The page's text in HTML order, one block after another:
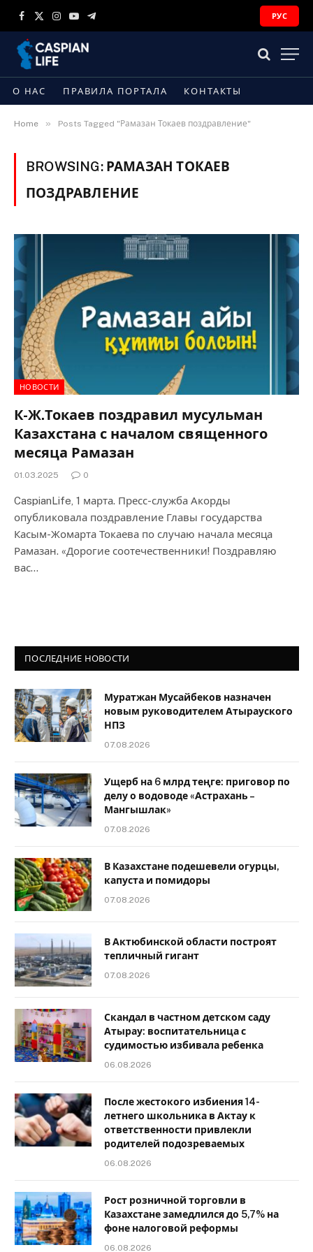
Facebook
X
Instagram
YouTubeTelegram
РУС
О НАС ПРАВИЛА ПОРТАЛА КОНТАКТЫ
Home » Posts Tagged "Рамазан Токаев поздравление"
BROWSING: РАМАЗАН ТОКАЕВ
ПОЗДРАВЛЕНИЕ
НОВОСТИ
К-Ж.Токаев поздравил мусульман
Казахстана с началом священного
месяца Рамазан
01.03.2025 0
CaspianLife, 1 марта. Пресс-служба Акорды
опубликовала поздравление Главы государства
Касым-Жомарта Токаева по случаю начала месяца
Рамазан. «Дорогие соотечественники! Поздравляю
вас…
ПОСЛЕДНИЕ НОВОСТИ
Муратжан Мусайбеков назначен
новым руководителем Атырауского
НПЗ
07.08.2026
Ущерб на 6 млрд теңге: приговор по
делу о водоводе «Астрахань –
Мангышлак»
07.08.2026
В Казахстане подешевели огурцы,
капуста и помидоры
07.08.2026
В Актюбинской области построят
тепличный гигант
07.08.2026
Скандал в частном детском саду
Атырау: воспитательница с
судимостью избивала ребенка
06.08.2026
После жестокого избиения 14-
летнего школьника в Актау к
ответственности привлекли
родителей подозреваемых
06.08.2026
Рост розничной торговли в
Казахстане замедлился до 5,7% на
фоне налоговой реформы
06.08.2026